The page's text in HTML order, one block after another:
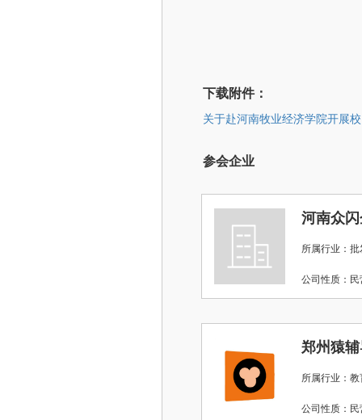
下载附件：
关于赴河南牧业经济学院开展
参会企业
河南众
所属行业：批
公司性质
郑州猿
所属行业：
公司性质